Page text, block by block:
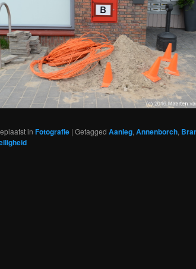
in Fotografie | Getagged Aanleg, Annenborch,